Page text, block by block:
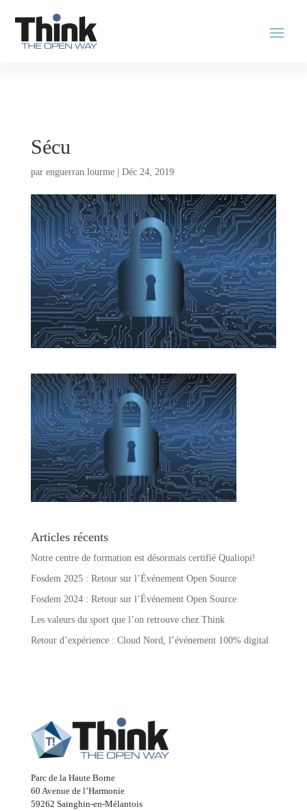
Sécu
par enguerran.lourme| Déc 24, 2019
Articles récents
Notre centre de formation est désormais certifié Qualiopi!
Fosdem 2025 : Retour sur l’Événement Open Source
Fosdem 2024 : Retour sur l’Événement Open Source
Les valeurs du sport que l’on retrouve chez Think
Retour d’expérience : Cloud Nord, l’événement 100% digital
Parc de la Haute Borne
60 Avenue de l’Harmonie
59262 Sainghin-en-Mélantois